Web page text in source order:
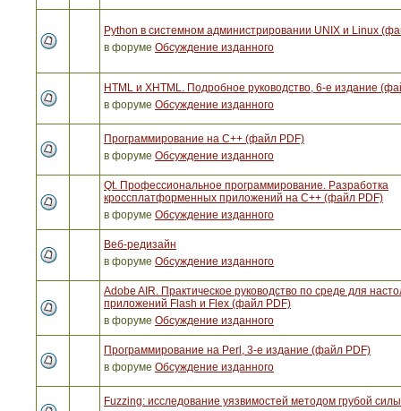
Python в системном администрировании UNIX и Linux
в форуме Обсуждение изданного
HTML и XHTML. Подробное руководство, 6-е издание
в форуме Обсуждение изданного
Программирование на C++ (файл PDF)
в форуме Обсуждение изданного
Qt. Профессиональное программирование. Разработка
кроссплатформенных приложений на С++ (файл PDF)
в форуме Обсуждение изданного
Веб-редизайн
в форуме Обсуждение изданного
Adobe AIR. Практическое руководство по среде для
приложений Flash и Flex (файл PDF)
в форуме Обсуждение изданного
Программирование на Perl, 3-е издание (файл PDF)
в форуме Обсуждение изданного
Fuzzing: исследование уязвимостей методом грубой